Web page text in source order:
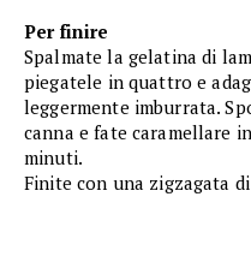
Per finire
Spalmate la gelatina di
piegatele in quattro e
leggermente imburrata.
canna e fate caramellare
minuti.
Finite con una zigzagata